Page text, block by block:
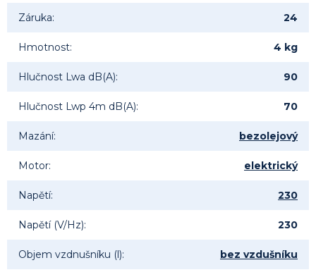
Záruka: 24
Hmotnost: 4 kg
Hlučnost Lwa dB(A): 90
Hlučnost Lwp 4m dB(A): 70
Mazání: bezolejový
Motor: elektrický
Napětí: 230
Napětí (V/Hz): 230
Objem vzdnušníku (l): bez vzdušníku